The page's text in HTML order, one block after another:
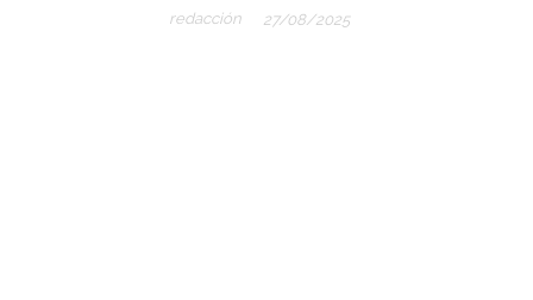
redacción 27/08/2025